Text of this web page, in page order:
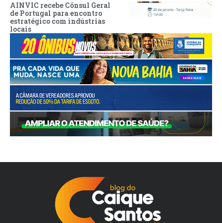
AINVIC recebe Cônsul Geral
de Portugal para encontro
estratégico com indústrias
locais